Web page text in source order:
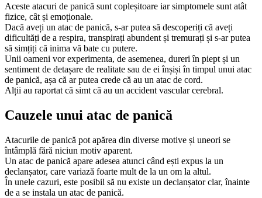
Aceste atacuri de panică sunt copleșitoare iar simptomele sunt atât
fizice, cât și emoționale.
Dacă aveți un atac de panică, s-ar putea să descoperiți că aveți
dificultăți de a respira, transpirați abundent și tremurați și s-ar putea
să simțiți că inima vă bate cu putere.
Unii oameni vor experimenta, de asemenea, dureri în piept și un
sentiment de detașare de realitate sau de ei înșiși în timpul unui atac
de panică, așa că ar putea crede că au un atac de cord.
Alții au raportat că simt că au un accident vascular cerebral.
Cauzele unui atac de panică
Atacurile de panică pot apărea din diverse motive și uneori se
întâmplă fără niciun motiv aparent.
Un atac de panică apare adesea atunci când ești expus la un
declanșator, care variază foarte mult de la un om la altul.
În unele cazuri, este posibil să nu existe un declanșator clar, înainte
de a se instala un atac de panică.